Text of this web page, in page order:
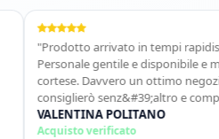
"Prodotto arrivato in tempi rapidissimi.
Personale gentile e disponibile e molto
cortese. Davvero un ottimo negozio, lo
consiglierò senz&#39;altro e comprerò
ancora!"
VALENTINA POLITANO
Acquisto verificato